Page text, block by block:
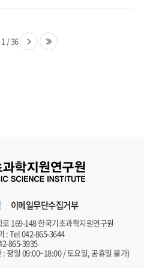
1 /36
이메일무단수집거부
169-148 한국기초과학지원연구원
: Tel042-865-3644
865-3935
평일 09:00~18:00 / 토요일, 공휴일 불가)